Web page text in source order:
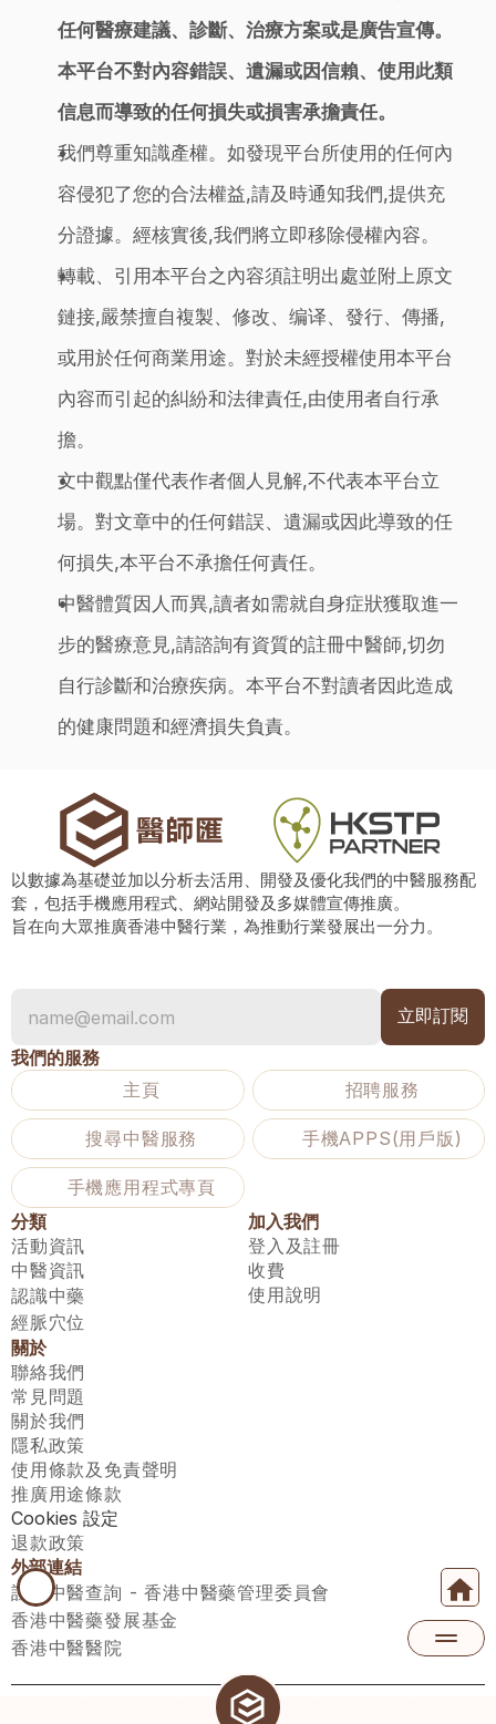
任何醫療建議、診斷、治療方案或是廣告宣傳。
本平台不對內容錯誤、遺漏或因信賴、使用此類
信息而導致的任何損失或損害承擔責任。
我們尊重知識產權。如發現平台所使用的任何內
容侵犯了您的合法權益,請及時通知我們,提供充
分證據。經核實後,我們將立即移除侵權內容。
轉載、引用本平台之內容須註明出處並附上原文
鏈接,嚴禁擅自複製、修改、编译、發行、傳播,
或用於任何商業用途。對於未經授權使用本平台
內容而引起的糾紛和法律責任,由使用者自行承
擔。
文中觀點僅代表作者個人見解,不代表本平台立
場。對文章中的任何錯誤、遺漏或因此導致的任
何損失,本平台不承擔任何責任。
中醫體質因人而異,讀者如需就自身症狀獲取進一
步的醫療意見,請諮詢有資質的註冊中醫師,切勿
自行診斷和治療疾病。本平台不對讀者因此造成
的健康問題和經濟損失負責。
以數據為基礎並加以分析去活用、開發及優化我們的中醫服務配
套，包括手機應用程式、網站開發及多媒體宣傳推廣。
旨在向大眾推廣香港中醫行業，為推動行業發展出一分力。
我們的服務
主頁
招聘服務
搜尋中醫服務 手機APPS(用戶版)
手機應用程式專頁
分類
活動資訊
中醫資訊
認識中藥
經脈穴位
加入我們
登入及註冊
收費
使用說明
關於
聯絡我們
常見問題
關於我們
隱私政策
使用條款及免責聲明
推廣用途條款
Cookies 設定
退款政策
外部連結
註冊中醫查詢 - 香港中醫藥管理委員會
香港中醫藥發展基金
香港中醫醫院
醫師匯有限公司 ECWAY LIMITED Copyright 2026© All rights